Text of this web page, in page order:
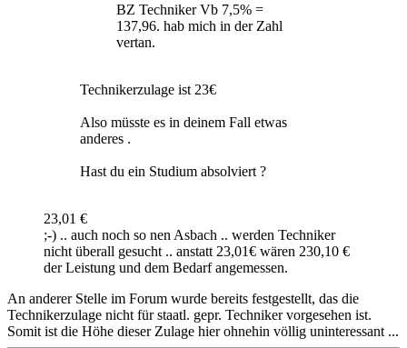
BZ Techniker Vb 7,5% =
137,96. hab mich in der Zahl
vertan.
Technikerzulage ist 23€
Also müsste es in deinem Fall etwas
anderes .
Hast du ein Studium absolviert ?
23,01 €
;-) .. auch noch so nen Asbach .. werden Techniker
nicht überall gesucht .. anstatt 23,01€ wären 230,10 €
der Leistung und dem Bedarf angemessen.
An anderer Stelle im Forum wurde bereits festgestellt, das die
Technikerzulage nicht für staatl. gepr. Techniker vorgesehen ist.
Somit ist die Höhe dieser Zulage hier ohnehin völlig uninteressant ...